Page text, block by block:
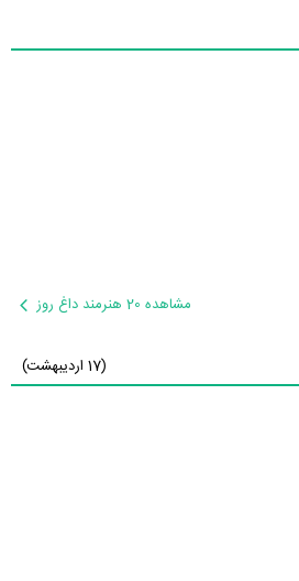
مشاهده 20 هنرمند داغ روز
(17 اردیبهشت)